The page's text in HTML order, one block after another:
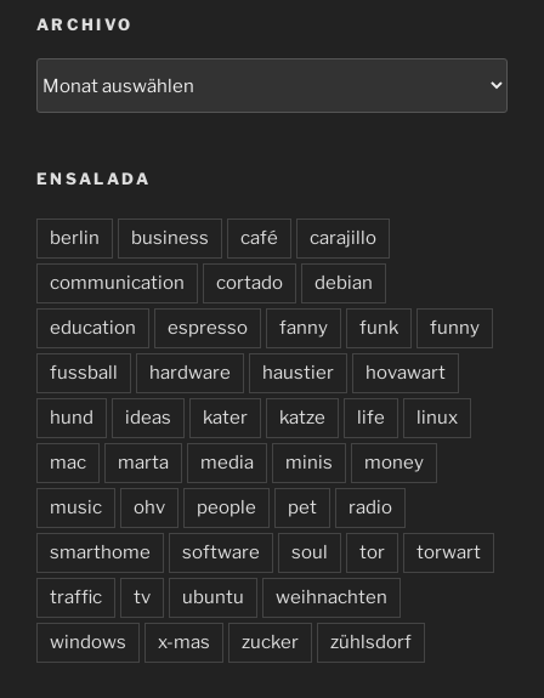
ARCHIVO
ENSALADA
berlin business café carajillo
communication cortado debian
education espresso fanny funk funny
fussball hardware haustier hovawart
hund ideas kater katze life linux
mac marta media minis money
music ohv people pet radio
smarthome software soul tor torwart
traffic tv ubuntu weihnachten
windows x-mas zucker zühlsdorf